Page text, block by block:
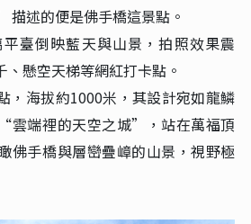
述的便是佛手橋這景點。
平臺倒映藍天與山景，拍照效果震
懸空天梯等網紅打卡點‌。
，海拔約1000米，其設計宛如龍鱗
雲端裡的天空之城”‌，站在萬福頂
佛手橋與層巒疊嶂的山景，視野極